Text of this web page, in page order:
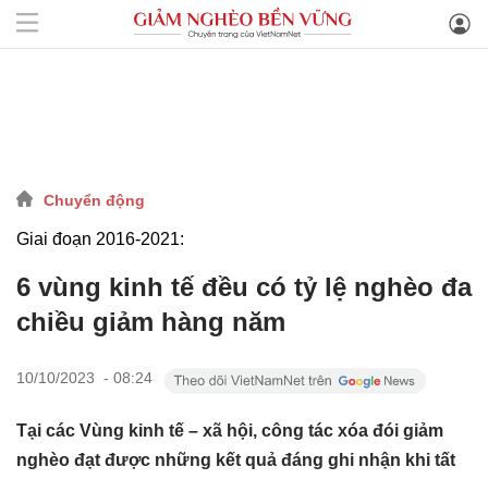
Chuyển động
Giai đoạn 2016-2021:
6 vùng kinh tế đều có tỷ lệ nghèo đa
chiều giảm hàng năm
10/10/2023 - 08:24
Tại các Vùng kinh tế – xã hội, công tác xóa đói giảm
nghèo đạt được những kết quả đáng ghi nhận khi tất